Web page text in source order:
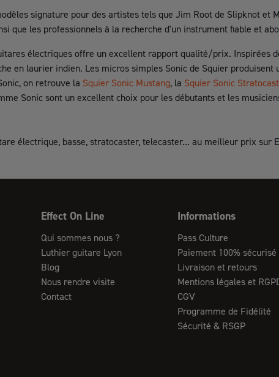
signature pour des artistes tels que Jim Root de Slipknot et
que les professionnels à la recherche d'un instrument fiable et
électriques offre un excellent rapport qualité/prix. Inspirées
en laurier indien. Les micros simples Sonic de Squier
on retrouve la Squier Sonic Mustang, la Squier Sonic
Sonic sont un excellent choix pour les débutants et les
électrique, basse, stratocaster, telecaster... au meilleur prix sur
Effect On Line
Qui sommes nous ?
Luthier guitare Lyon
Blog
Nous rendre visite
Contact
Informations
Pass Culture
Paiement 100% sécurisé
Livraison et retours
Mentions légales et
CGV
Programme de Fidélité
Sécurité & RSGP